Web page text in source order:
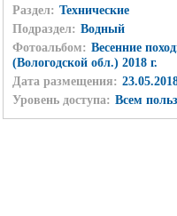
Раздел: Технические
Подраздел: Водный
Фотоальбом: Весенние
(Вологодской обл.) 2018 г.
Дата размещения:
Уровень доступа: Всем